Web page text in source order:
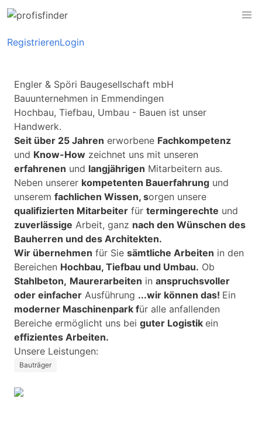
RegistrierenLogin
Engler & Spöri Baugesellschaft mbH
Bauunternehmen in Emmendingen
Hochbau, Tiefbau, Umbau - Bauen ist unser
Handwerk.
Seit über 25 Jahren erworbene Fachkompetenz
und Know-How zeichnet uns mit unseren
erfahrenen und langjährigen Mitarbeitern aus.
Neben unserer kompetenten Bauerfahrung und
unserem fachlichen Wissen, sorgen unsere
qualifizierten Mitarbeiter für termingerechte und
zuverlässige Arbeit, ganz nach den Wünschen des
Bauherren und des Architekten.
Wir übernehmen für Sie sämtliche Arbeiten in den
Bereichen Hochbau, Tiefbau und Umbau. Ob
Stahlbeton, Maurerarbeiten in anspruchsvoller
oder einfacher Ausführung ...wir können das! Ein
moderner Maschinenpark für alle anfallenden
Bereiche ermöglicht uns bei guter Logistik ein
effizientes Arbeiten.
Unsere Leistungen:
Bauträger